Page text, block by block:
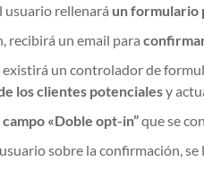
usuario rellenará un formulario
recibirá un email para
un controlador de
los clientes potencialesy
campo «Doble opt-in”que se
sobre la confirmación, se